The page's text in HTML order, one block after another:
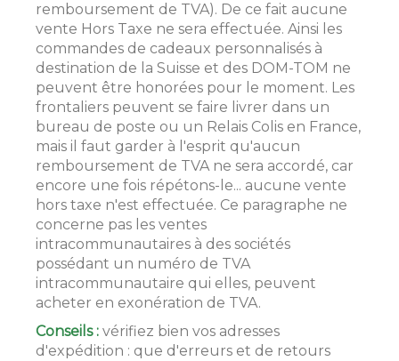
remboursement de TVA). De ce fait aucune
vente Hors Taxe ne sera effectuée. Ainsi les
commandes de cadeaux personnalisés à
destination de la Suisse et des DOM-TOM ne
peuvent être honorées pour le moment. Les
frontaliers peuvent se faire livrer dans un
bureau de poste ou un Relais Colis en France,
mais il faut garder à l'esprit qu'aucun
remboursement de TVA ne sera accordé, car
encore une fois répétons-le... aucune vente
hors taxe n'est effectuée. Ce paragraphe ne
concerne pas les ventes
intracommunautaires à des sociétés
possédant un numéro de TVA
intracommunautaire qui elles, peuvent
acheter en exonération de TVA.
Conseils : vérifiez bien vos adresses
d'expédition : que d'erreurs et de retours